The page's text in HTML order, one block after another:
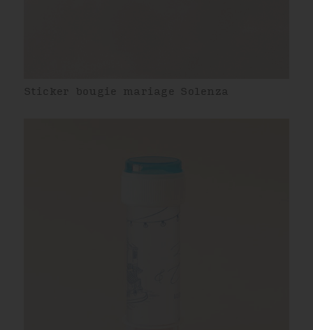
Sticker bougie mariage Solenza